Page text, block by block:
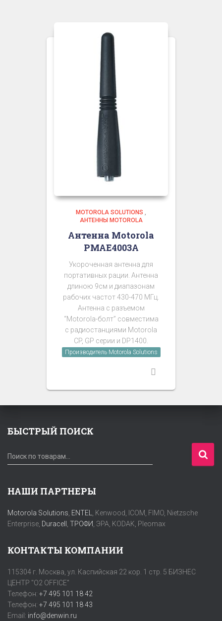
MOTOROLA SOLUTIONS ,
АНТЕННЫ MOTOROLA
Антенна Motorola
PMAE4003A
Укороченная антенна для
портативных рации. Антенна
длиною 9см и диапазонам
рабочих частот 430-470 МГц.
Антенна с разъемом
“Motorola-болт” совместима
с радиостанциями Motorola
CP, GP серии и DP1400.
Производитель Motorola Solutions
БЫСТРЫЙ ПОИСК
И
с
т
:
Поиск по товарам…
НАШИ ПАРТНЕРЫ
Motorola Solutions ENTEL
, Kenwood, ICOM, FIMO, Nietzsche
Enterprise, Duracell ТРОФИ , ЭРА, KODAK, Pleomax
КОНТАКТЫ КОМПАНИИ
115304 г. Москва, ул. Каспийская 22 кор. 1 стр. 5 БИЗНЕС
ЦЕНТР "O2 OFFICE"
Телефон: +7 495 101 18 42
Телефон: +7 495 101 18 43
Email: info@denwin.ru